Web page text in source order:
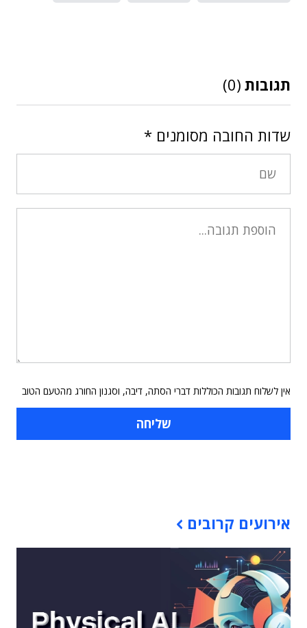
תגובות (0)
שדות החובה מסומנים *
אין לשלוח תגובות הכוללות דברי הסתה, דיבה, וסגנון החורג מהטעם הטוב
אירועים קרובים